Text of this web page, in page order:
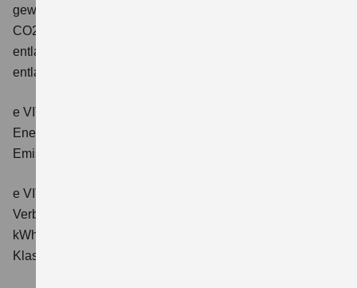
gewichtet kombinierter Wert der CO2-Emission: 22 g/km;
CO2-Klasse: B; kombinierter Kraftstoffverbrauch bei
entladener Batterie: 6,6 l/100km; CO2-Klasse (bei
entladener Batterie): E.
e VITARA eAxle Club (49 kWh-Batterie)
Energieverbrauch kombiniert: 14,9 kWh/100km; CO₂-
Emissionen kombiniert: 0 g/km; CO₂-Klasse: A.
e VITARA eAxle Comfort (61 kWh-Batterie)
Verbrauchswerte: Energieverbrauch kombiniert: 15,1
kWh/100km; CO₂-Emissionen kombiniert: 0 g/km; CO₂-
Klasse: A.